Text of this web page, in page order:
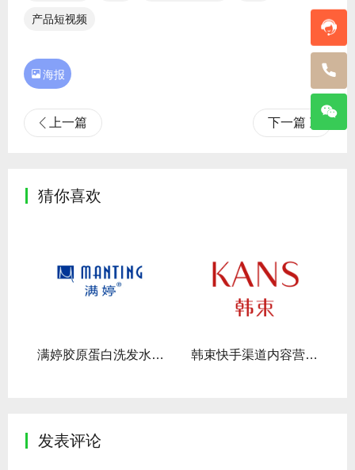
产品短视频
海报
上一篇 下一篇
猜你喜欢
满婷胶原蛋白洗发水视频拍摄 韩束快手渠道内容营销合作
发表评论